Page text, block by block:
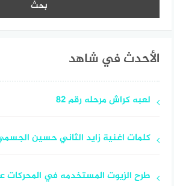
الأحدث في شاهد
لعبه كراش مرحله رقم 82
كلمات اغنية زايد الثاني حسين
طرح الزيوت المستخدمه في